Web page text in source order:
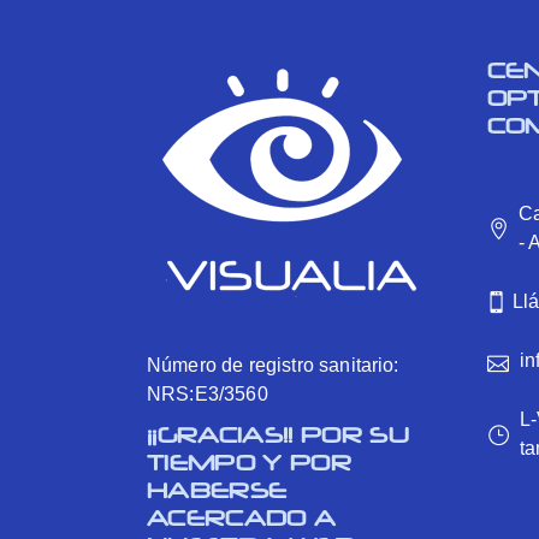
Número de registro sanitario:
NRS:E3/3560
¡¡GRACIAS!! POR SU
TIEMPO Y POR
HABERSE
ACERCADO A
-